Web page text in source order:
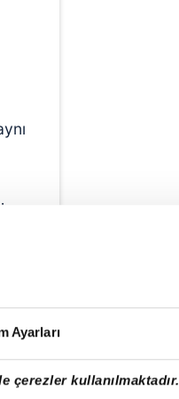
Ayarları
çerezler kullanılmaktadır.